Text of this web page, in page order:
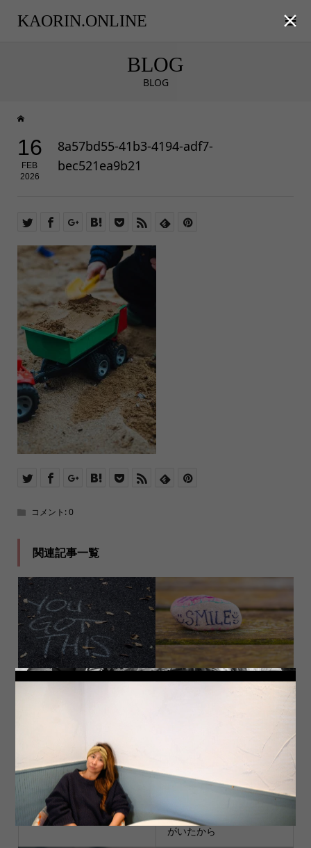
KAORIN.ONLINE
BLOG
BLOG
16
FEB
2026
8a57bd55-41b3-4194-adf7-
bec521ea9b21
コメント:0
関連記事一覧
歌
自分が今あるのはみんな
がいたから
